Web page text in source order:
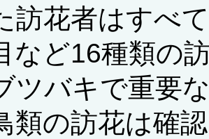
訪花者はすべ
など16種類の
ツバキで重要
類の訪花は確